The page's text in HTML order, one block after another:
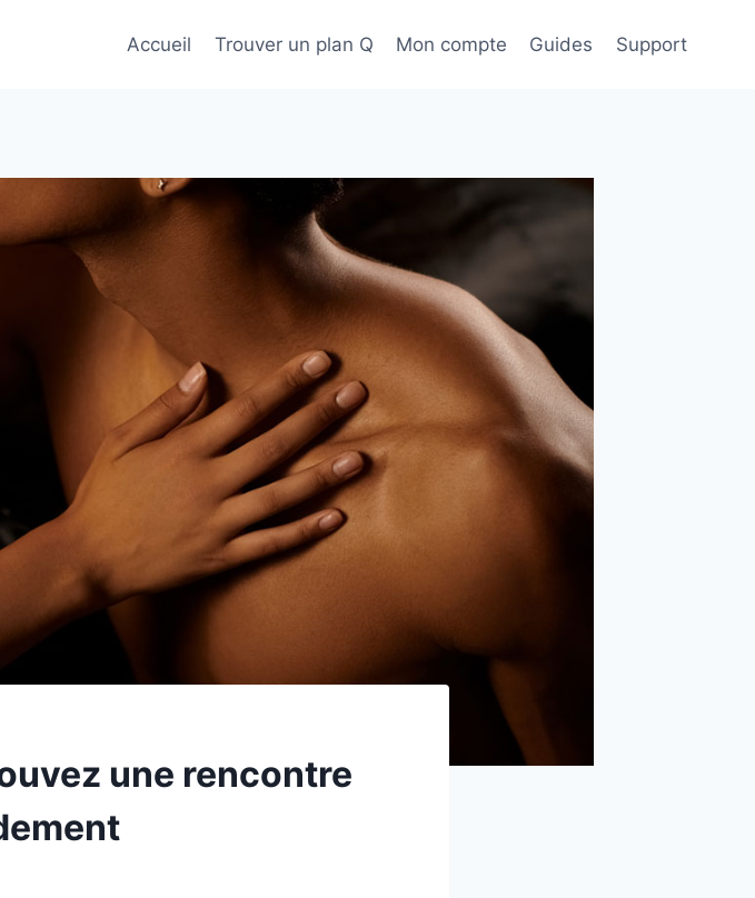
Accueil Trouver un plan Q Mon compte Guides Support
une rencontre